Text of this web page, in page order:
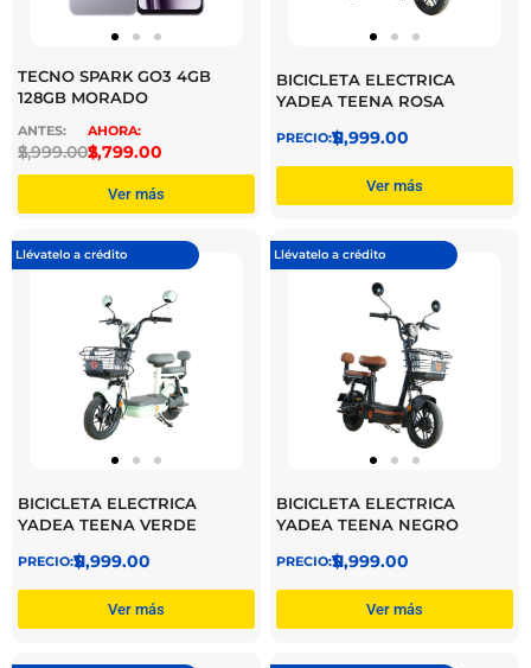
TECNO SPARK GO3 4GB
128GB MORADO
$
2,999.00$
2,799.00
Ver más
BICICLETA ELECTRICA
YADEA TEENA ROSA
$
11,999.00
Ver más
Llévatelo a crédito
BICICLETA ELECTRICA
YADEA TEENA VERDE
$
11,999.00
Ver más
Llévatelo a crédito
BICICLETA ELECTRICA
YADEA TEENA NEGRO
$
11,999.00
Ver más